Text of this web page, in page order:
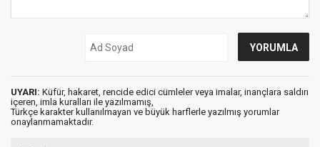
UYARI: Küfür, hakaret, rencide edici cümleler veya imalar, inançlara saldırı
içeren, imla kuralları ile yazılmamış,
Türkçe karakter kullanılmayan ve büyük harflerle yazılmış yorumlar
onaylanmamaktadır.